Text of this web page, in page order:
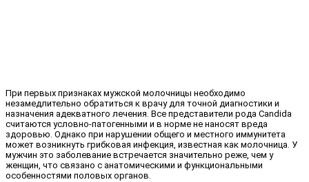
При первых признаках мужской молочницы необходимо
незамедлительно обратиться к врачу для точной диагностики и
назначения адекватного лечения. Все представители рода Candida
считаются условно-патогенными и в норме не наносят вреда
здоровью. Однако при нарушении общего и местного иммунитета
может возникнуть грибковая инфекция, известная как молочница. У
мужчин это заболевание встречается значительно реже, чем у
женщин, что связано с анатомическими и функциональными
особенностями половых органов.